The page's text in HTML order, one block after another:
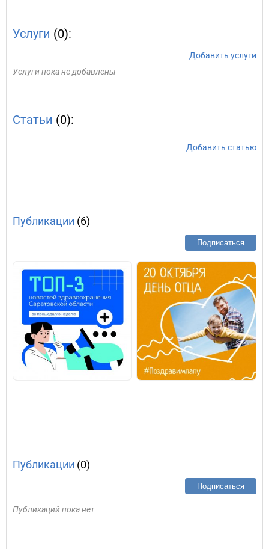
Услуги (0):
Добавить услуги
Услуги пока не добавлены
Статьи (0):
Добавить статью
Публикации (6)
Подписаться
Публикации (0)
Подписаться
Публикаций пока нет